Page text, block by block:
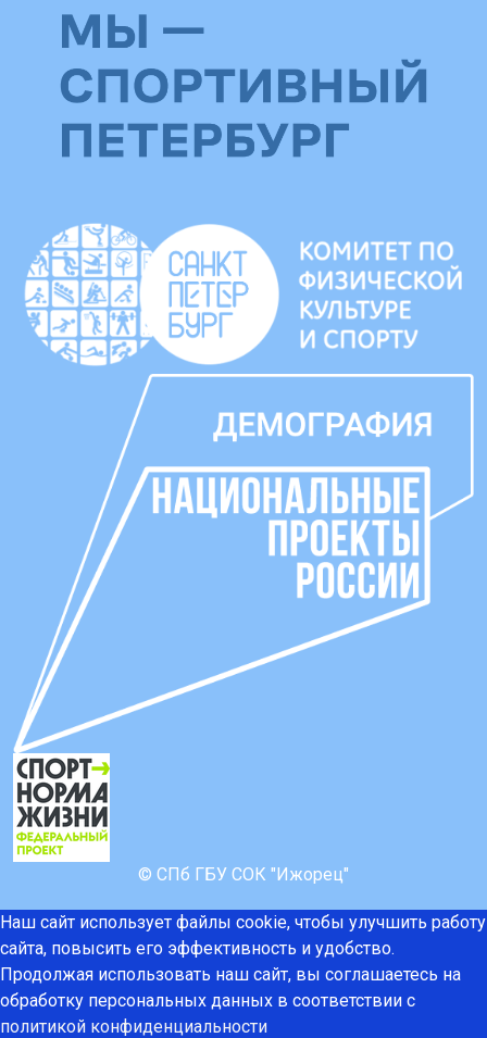
© СПб ГБУ СОК "Ижорец"
Наш сайт использует файлы cookie, чтобы улучшить работу
сайта, повысить его эффективность и удобство.
Продолжая использовать наш сайт, вы соглашаетесь на
обработку персональных данных в соответствии с
политикой конфиденциальности